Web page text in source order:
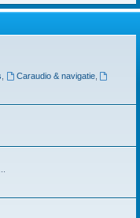
Caraudio & navigatie,